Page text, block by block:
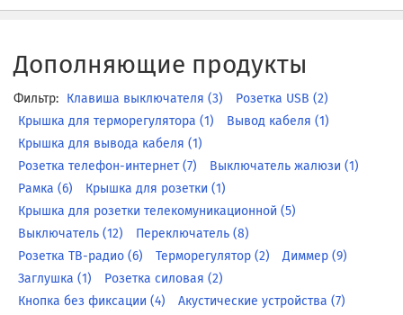
Дополняющие продукты
Фильтр: Клавиша выключателя (3)
Розетка USB (2)
Крышка для терморегулятора (1)
Вывод кабеля (1)
Крышка для вывода кабеля (1)
Розетка телефон-интернет (7)
Выключатель жалюзи (1)
Рамка (6)
Крышка для розетки (1)
Крышка для розетки телекомуникационной (5)
Выключатель (12)
Переключатель (8)
Розетка ТВ-радио (6)
Терморегулятор (2)
Диммер (9)
Заглушка (1)
Розетка силовая (2)
Кнопка без фиксации (4)
Акустические устройства (7)